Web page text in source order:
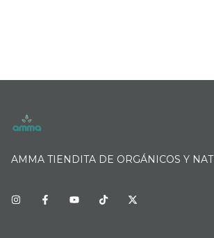
AMMA TIENDITA DE ORGÁNICOS Y